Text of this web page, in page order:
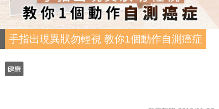
手指出現異狀勿輕視 教你1個動作自測癌症
健康